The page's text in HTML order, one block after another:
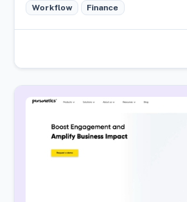
Workflow Finance